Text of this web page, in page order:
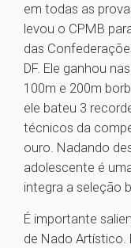
em todas as
levou o CPMB
das
DF. Ele ganhou
100m e 200m
ele bateu 3
técnicos da
ouro. Nadando
adolescente é
integra a seleção
É importante
de Nado Artístico.